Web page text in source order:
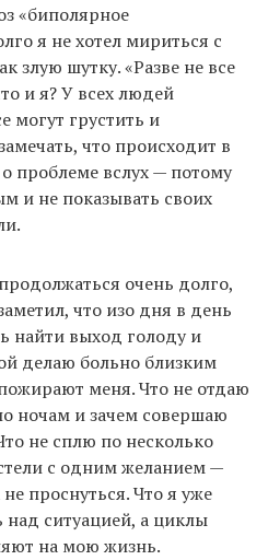
«биполярное
я не хотел мириться с
злую шутку. «Разве не все
и я? У всех людей
могут грустить и
что происходит в
проблеме вслух — потому
и не показывать своих
очень долго,
что изо дня в день
найти выход голоду и
делаю больно близким
меня. Что не отдаю
ночам и зачем совершаю
не сплю по несколько
с одним желанием —
проснуться. Что я уже
над ситуацией, а циклы
на мою жизнь.